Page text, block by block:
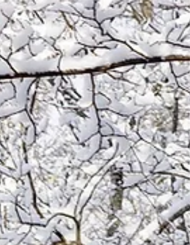
子どもの岡本太郎愛に応えるようにして、2度目
岡本太郎展の観覧へ。 自分ひとりにしか働かない
マジナイでも、「それがもしいったん動き出せ
ば、社会を根底からひっくりかえす」と、私も信
じてる。 ＝＝＝＝＝＝＝＝＝ 岡本は、「芸術は
術である」と宣言し、こう述べる。...